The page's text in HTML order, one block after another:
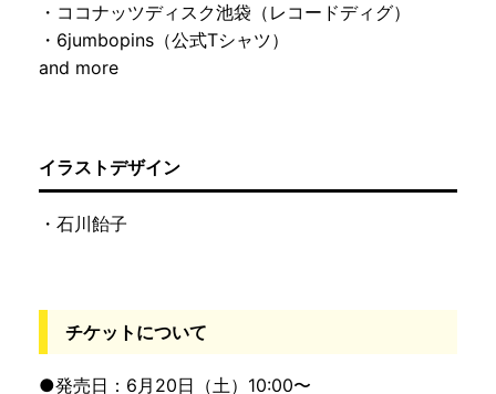
・ココナッツディスク池袋（レコードディグ）
・6jumbopins（公式Tシャツ）
and more
イラストデザイン
・石川飴子
チケットについて
●発売日：6月20日（土）10:00〜